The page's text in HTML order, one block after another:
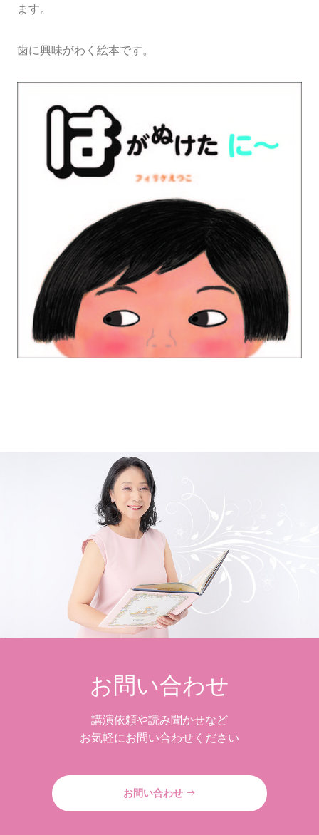
ます。
歯に興味がわく絵本です。
お問い合わせ
講演依頼や読み聞かせなど
お気軽にお問い合わせください
お問い合わせ